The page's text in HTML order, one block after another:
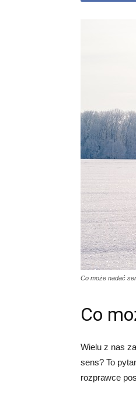
Co może nadać
Co
Wielu z nas
sens? To
rozprawce